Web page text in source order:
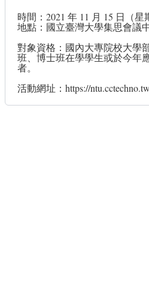
時間：2021 年 11 月 15 日（星
地點：國立臺灣大學集思會議
對象資格：國內大專院校大學
班、博士班在學學生或於今年
者。
活動網址： https://